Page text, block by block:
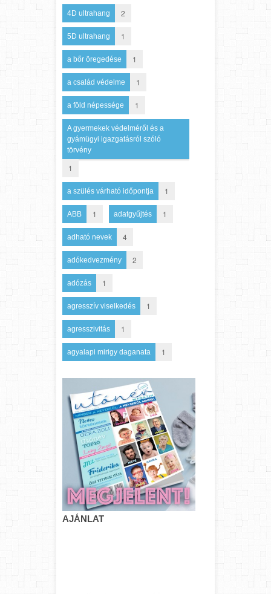
4D ultrahang 2
5D ultrahang 1
a bőr öregedése 1
a család védelme 1
a föld népessége 1
A gyermekek védelméről és a
gyámügyi igazgatásról szóló
törvény
1
a szülés várható időpontja 1
ABB 1 adatgyűjtés 1
adható nevek 4
adókedvezmény 2
adózás 1
agresszív viselkedés 1
agresszivitás 1
agyalapi mirigy daganata 1
AJÁNLAT